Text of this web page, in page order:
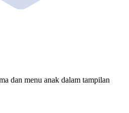
dan menu anak dalam tampilan